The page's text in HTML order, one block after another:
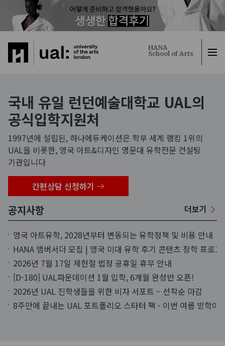
하나에듀케이션 HANA
School of Arts
국내 유일 런던예술대학교 UAL의
공식입학지원처
1997년에 설립된, 하나에듀케이션은 학부 세계 랭킹 1위의
UAL을 비롯한, 영국 아트&디자인 명문대 유학전문 컨설팅
기관입니다
간편상담 신청하기
공지사항 더보기
영국 아트유학, 2028년부터 변동되는 유학정책 및 비용 안내
HANA 앰버서더 모집 | 영국 미대 유학 후기 콘텐츠 장학 프로그
2026년 7월 17일 제헌절 법정 공휴일 휴무 안내
[D-180] UAL파운데이션 1월 입학, 6개월 완성반 오픈!
2026년 UAL 진학생들을 위한 비자 서포트 – 선착순 마감
8주만에 끝내는 UAL 포트폴리오 스타터 팩 - 이번 여름 방학이